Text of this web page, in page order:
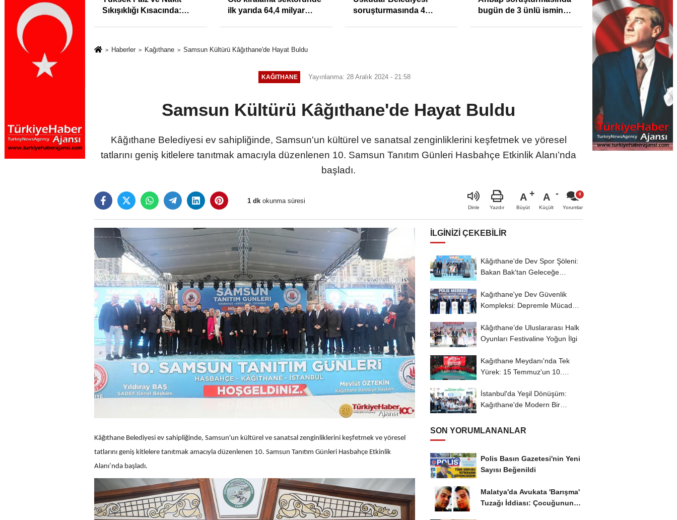
%31,75;
%50,49 olarak
Sıkışıklığı Kısacında:
ilk yarıda 64,4 milyar
soruşturmasında 4
bugün de 3 ünlü ismin
Haberler Kağıthane Samsun Kültürü Kâğıthane'de Hayat Buldu
KAĞITHANE Yayınlanma: 28 Aralık 2024 - 21:58
Samsun Kültürü Kâğıthane'de Hayat Buldu
Kâğıthane Belediyesi ev sahipliğinde, Samsun'un kültürel ve sanatsal zenginliklerini keşfetmek ve yöresel
tatlarını geniş kitlelere tanıtmak amacıyla düzenlenen 10. Samsun Tanıtım Günleri Hasbahçe Etkinlik Alanı’nda
başladı.
1 dk okunma süresi
Dinle Yazdır
A
Büyüt
A
Küçült Yorumlar
Kâğıthane Belediyesi ev sahipliğinde, Samsun'un kültürel ve sanatsal zenginliklerini keşfetmek ve yöresel
tatlarını geniş kitlelere tanıtmak amacıyla düzenlenen 10. Samsun Tanıtım Günleri Hasbahçe Etkinlik
Alanı’nda başladı.
İLGINIZI ÇEKEBILIR
Kâğıthane'de Dev Spor Şöleni:
Bakan Bak'tan Geleceğe
Kağıthane'ye Dev Güvenlik
Kompleksi: Depremle Mücadele
Kâğıthane’de Uluslararası Halk
Oyunları Festivaline Yoğun İlgi
Kağıthane Meydanı'nda Tek
Yürek: 15 Temmuz'un 10.
İstanbul'da Yeşil Dönüşüm:
Kağıthane'de Modern Bir
SON YORUMLANANLAR
Polis Basın Gazetesi'nin Yeni
Sayısı Beğenildi
Malatya'da Avukata 'Barışma'
Tuzağı İddiası: Çocuğunun